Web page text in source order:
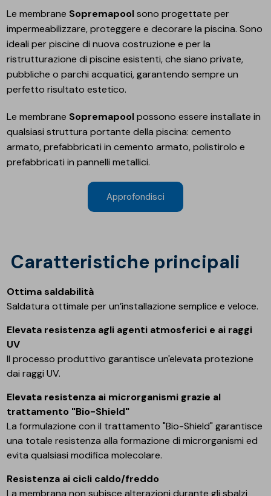
Le membrane Sopremapoolsono progettate per
impermeabilizzare, proteggere e decorare la piscina. Sono
ideali per piscine di nuova costruzione e per la
ristrutturazione di piscine esistenti, che siano private,
pubbliche o parchi acquatici, garantendo sempre un
perfetto risultato estetico.
Le membrane Sopremapoolpossono essere installate in
qualsiasi struttura portante della piscina: cemento
armato, prefabbricati in cemento armato, polistirolo e
prefabbricati in pannelli metallici.
Approfondisci
Caratteristiche principali
Ottima saldabilità
Saldatura ottimale per un’installazione semplice e veloce.
Elevata resistenza agli agenti atmosferici e ai raggi
UV
Il processo produttivo garantisce un'elevata protezione
dai raggi UV.
Elevata resistenza ai microrganismi grazie al
trattamento "Bio-Shield"
La formulazione con il trattamento "Bio-Shield" garantisce
una totale resistenza alla formazione di microrganismi ed
evita qualsiasi modifica molecolare.
Resistenza ai cicli caldo/freddo
La membrana non subisce alterazioni durante gli sbalzi